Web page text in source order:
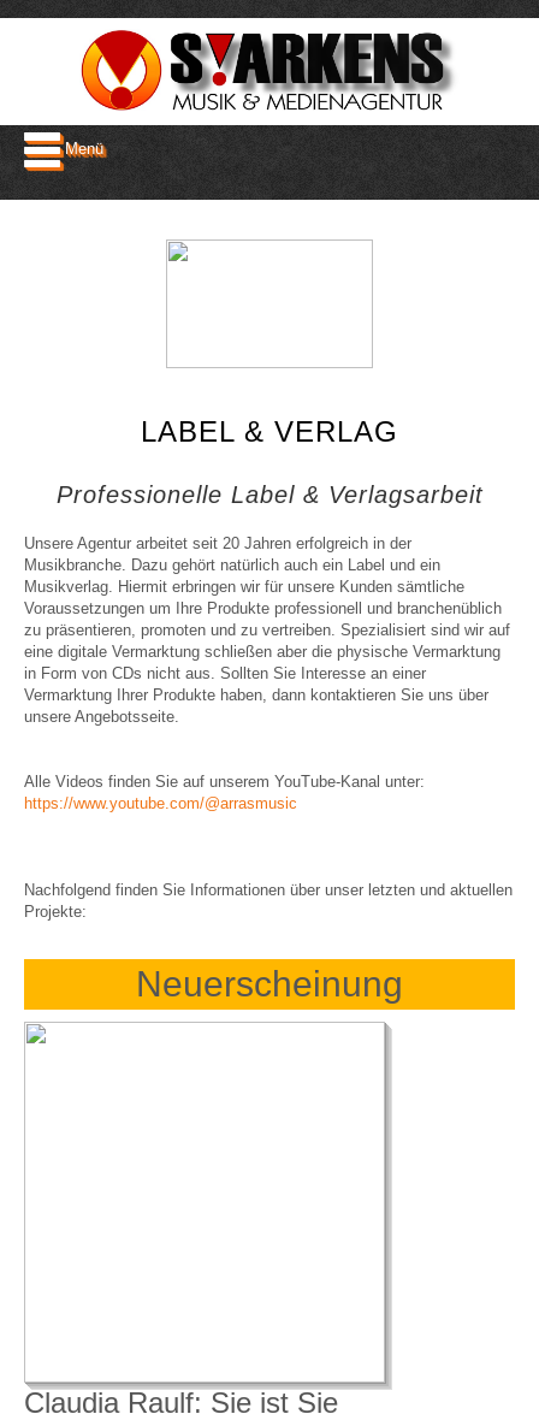
Menü
LABEL & VERLAG
Professionelle Label & Verlagsarbeit
Unsere Agentur arbeitet seit 20 Jahren erfolgreich in der
Musikbranche. Dazu gehört natürlich auch ein Label und ein
Musikverlag. Hiermit erbringen wir für unsere Kunden sämtliche
Voraussetzungen um Ihre Produkte professionell und branchenüblich
zu präsentieren, promoten und zu vertreiben. Spezialisiert sind wir auf
eine digitale Vermarktung schließen aber die physische Vermarktung
in Form von CDs nicht aus. Sollten Sie Interesse an einer
Vermarktung Ihrer Produkte haben, dann kontaktieren Sie uns über
unsere Angebotsseite.
Alle Videos finden Sie auf unserem YouTube-Kanal unter:
https://www.youtube.com/@arrasmusic
Nachfolgend finden Sie Informationen über unser letzten und aktuellen
Projekte:
Neuerscheinung
Claudia Raulf: Sie ist Sie